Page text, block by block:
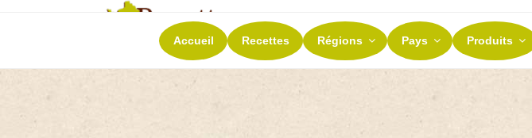
RECETTES ET TERROIRS
La richesse de nos terroirs
Accueil Recettes Régions Pays Produits